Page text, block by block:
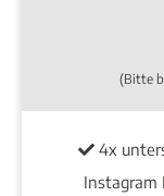
(Bitte
4x
Instagram